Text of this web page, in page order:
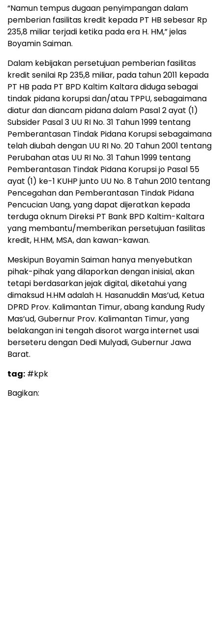
“Namun tempus dugaan penyimpangan dalam
pemberian fasilitas kredit kepada PT HB sebesar Rp
235,8 miliar terjadi ketika pada era H. HM,” jelas
Boyamin Saiman.
Dalam kebijakan persetujuan pemberian fasilitas
kredit senilai Rp 235,8 miliar, pada tahun 2011 kepada
PT HB pada PT BPD Kaltim Kaltara diduga sebagai
tindak pidana korupsi dan/atau TPPU, sebagaimana
diatur dan diancam pidana dalam Pasal 2 ayat (1)
Subsider Pasal 3 UU RI No. 31 Tahun 1999 tentang
Pemberantasan Tindak Pidana Korupsi sebagaimana
telah diubah dengan UU RI No. 20 Tahun 2001 tentang
Perubahan atas UU RI No. 31 Tahun 1999 tentang
Pemberantasan Tindak Pidana Korupsi jo Pasal 55
ayat (1) ke-1 KUHP junto UU No. 8 Tahun 2010 tentang
Pencegahan dan Pemberantasan Tindak Pidana
Pencucian Uang, yang dapat dijeratkan kepada
terduga oknum Direksi PT Bank BPD Kaltim-Kaltara
yang membantu/memberikan persetujuan fasilitas
kredit, H.HM, MSA, dan kawan-kawan.
Meskipun Boyamin Saiman hanya menyebutkan
pihak-pihak yang dilaporkan dengan inisial, akan
tetapi berdasarkan jejak digital, diketahui yang
dimaksud H.HM adalah H. Hasanuddin Mas’ud, Ketua
DPRD Prov. Kalimantan Timur, abang kandung Rudy
Mas’ud, Gubernur Prov. Kalimantan Timur, yang
belakangan ini tengah disorot warga internet usai
berseteru dengan Dedi Mulyadi, Gubernur Jawa
Barat.
tag: #kpk
Bagikan: